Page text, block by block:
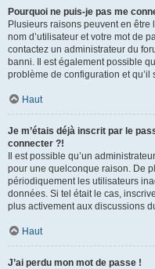
Pourquoi ne puis-je pas me
Plusieurs raisons peuvent en être
nom d’utilisateur et votre mot de
contactez un administrateur du
banni. Il est également possible
problème de configuration et
Haut
Je m’étais déjà inscrit par le
connecter ?!
Il est possible qu’un
pour une quelconque raison. De
périodiquement les utilisateurs
données. Si tel était le cas,
plus activement aux discussions
Haut
J’ai perdu mon mot de passe !